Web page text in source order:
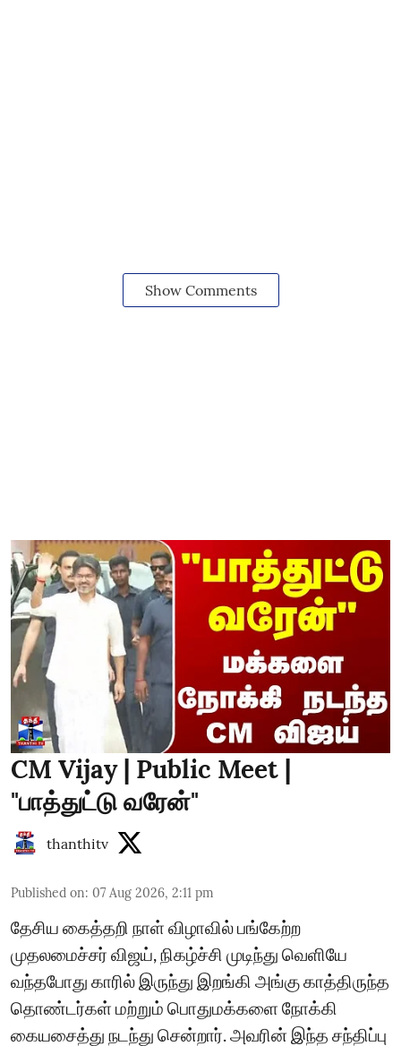
Show Comments
CM Vijay | Public Meet |
"பாத்துட்டு வரேன்"
thanthitv
Published on: 07 Aug 2026, 2:11 pm
தேசிய கைத்தறி நாள் விழாவில் பங்கேற்ற
முதலமைச்சர் விஜய், நிகழ்ச்சி முடிந்து வெளியே
வந்தபோது காரில் இருந்து இறங்கி அங்கு காத்திருந்த
தொண்டர்கள் மற்றும் பொதுமக்களை நோக்கி
கையசைத்து நடந்து சென்றார். அவரின் இந்த சந்திப்பு